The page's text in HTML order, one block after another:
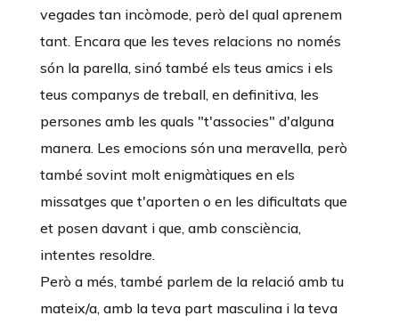
vegades tan incòmode, però del qual aprenem
tant. Encara que les teves relacions no només
són la parella, sinó també els teus amics i els
teus companys de treball, en definitiva, les
persones amb les quals "t'associes" d'alguna
manera. Les emocions són una meravella, però
també sovint molt enigmàtiques en els
missatges que t'aporten o en les dificultats que
et posen davant i que, amb consciència,
intentes resoldre.
Però a més, també parlem de la relació amb tu
mateix/a, amb la teva part masculina i la teva